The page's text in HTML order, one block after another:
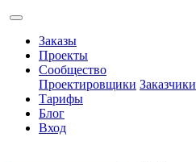
Заказы
Проекты
Сообщество
Проектировщики Заказчики
Тарифы
Блог
Вход